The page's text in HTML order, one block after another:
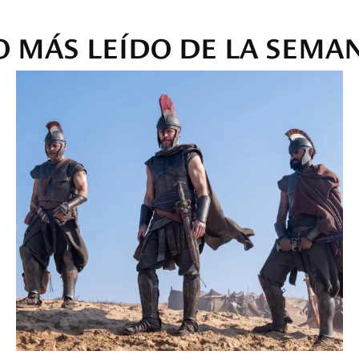
MÁS LEÍDO DE LA